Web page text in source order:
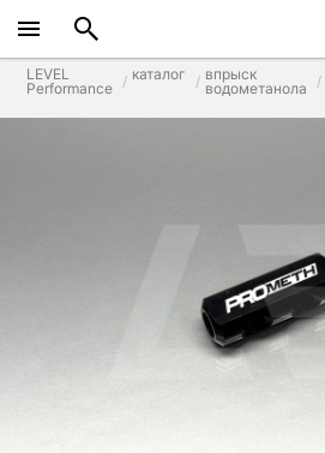
LEVEL
Performance
каталог
впрыск
водометанола